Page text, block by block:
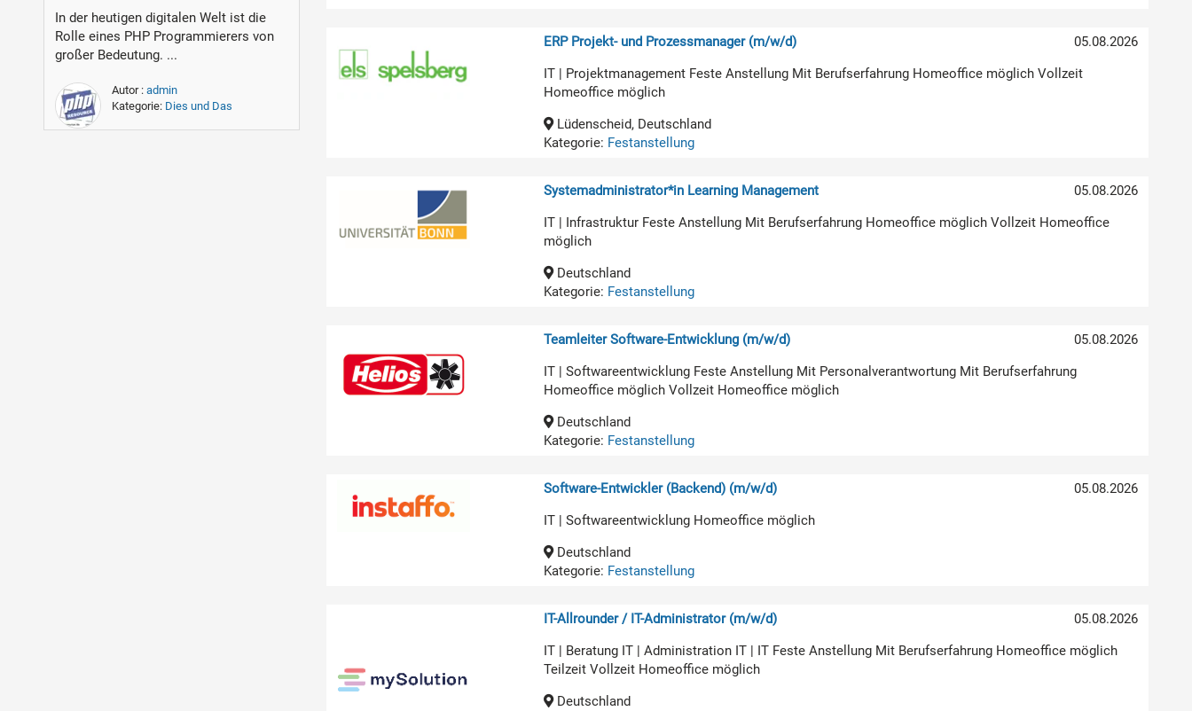
05.08.2026
ERP Projekt- und Prozessmanager (m/w/d)
IT | Projektmanagement Feste Anstellung Mit Berufserfahrung Homeoffice möglich Vollzeit
Homeoffice möglich
Lüdenscheid, Deutschland
Kategorie: Festanstellung
05.08.2026
Systemadministrator*in Learning Management
IT | Infrastruktur Feste Anstellung Mit Berufserfahrung Homeoffice möglich Vollzeit Homeoffice
möglich
Deutschland
Kategorie: Festanstellung
05.08.2026
Teamleiter Software-Entwicklung (m/w/d)
IT | Softwareentwicklung Feste Anstellung Mit Personalverantwortung Mit Berufserfahrung
Homeoffice möglich Vollzeit Homeoffice möglich
Deutschland
Kategorie: Festanstellung
05.08.2026
Software-Entwickler (Backend) (m/w/d)
IT | Softwareentwicklung Homeoffice möglich
Deutschland
Kategorie: Festanstellung
05.08.2026
IT-Allrounder / IT-Administrator (m/w/d)
IT | Beratung IT | Administration IT | IT Feste Anstellung Mit Berufserfahrung Homeoffice möglich
Teilzeit Vollzeit Homeoffice möglich
Deutschland
Programmierer
beherrschen?
In der heutigen digitalen Welt ist die
Rolle eines PHP Programmierers von
großer Bedeutung. ...
Autor : admin
Kategorie: Dies und Das